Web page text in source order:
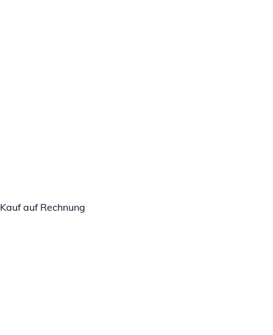
Kauf auf Rechnung